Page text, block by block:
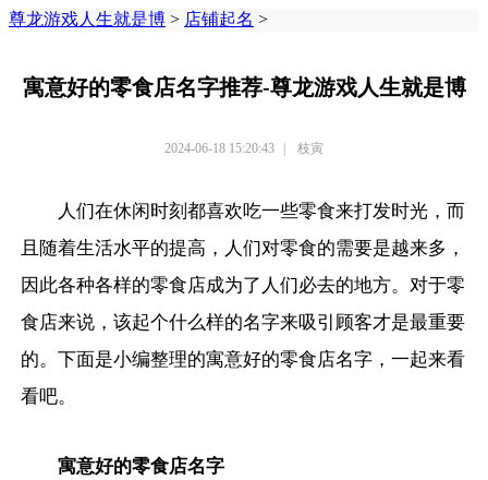
尊龙游戏人生就是博 > 店铺起名 >
寓意好的零食店名字推荐-尊龙游戏人生就是博
2024-06-18 15:20:43 | 枝寅
人们在休闲时刻都喜欢吃一些零食来打发时光，而
且随着生活水平的提高，人们对零食的需要是越来多，
因此各种各样的零食店成为了人们必去的地方。对于零
食店来说，该起个什么样的名字来吸引顾客才是最重要
的。下面是小编整理的寓意好的零食店名字，一起来看
看吧。
寓意好的零食店名字